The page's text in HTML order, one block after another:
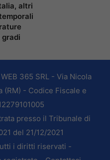
altri
365 SRL - Via Nicola
(RM) - Codice Fiscale e
presso il Tribunale di
del 21/12/2021
i diritti riservati -